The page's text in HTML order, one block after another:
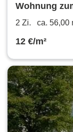
Wohnung
2 Zi. ca. 56,00
12 €/m²